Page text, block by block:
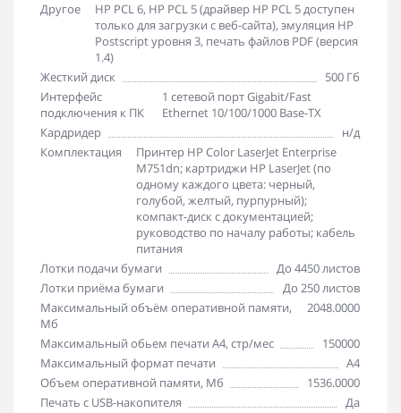
Другое
HP PCL 6, HP PCL 5 (драйвер HP PCL 5 доступен
только для загрузки с веб-сайта), эмуляция HP
Postscript уровня 3, печать файлов PDF (версия
1.4)
Жесткий диск
500 Гб
Интерфейс
подключения к ПК
1 сетевой порт Gigabit/Fast
Ethernet 10/100/1000 Base-TX
Кардридер
н/д
Комплектация
Принтер HP Color LaserJet Enterprise
M751dn; картриджи HP LaserJet (по
одному каждого цвета: черный,
голубой, желтый, пурпурный);
компакт-диск с документацией;
руководство по началу работы; кабель
питания
Лотки подачи бумаги
До 4450 листов
Лотки приёма бумаги
До 250 листов
Максимальный объём оперативной памяти,
Мб
2048.0000
Максимальный обьем печати А4, стр/мес
150000
Максимальный формат печати
A4
Объем оперативной памяти, Мб
1536.0000
Печать с USB-накопителя
Да